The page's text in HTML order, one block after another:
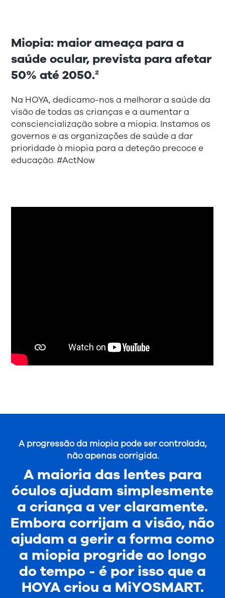
Miopia: maior ameaça para a
saúde ocular, prevista para afetar
50% até 2050.²
Na HOYA, dedicamo-nos a melhorar a saúde da
visão de todas as crianças e a aumentar a
consciencialização sobre a miopia. Instamos os
governos e as organizações de saúde a dar
prioridade à miopia para a deteção precoce e
educação. #ActNow
A progressão da miopia pode ser controlada,
não apenas corrigida.
A maioria das lentes para
óculos ajudam simplesmente
a criança a ver claramente.
Embora corrijam a visão, não
ajudam a gerir a forma como
a miopia progride ao longo
do tempo - é por isso que a
HOYA criou a MiYOSMART.